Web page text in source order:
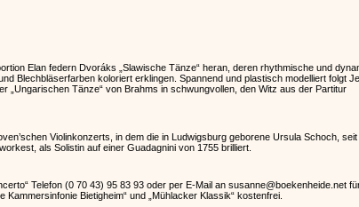
Elan federn Dvoráks „Slawische Tänze“ heran, deren rhythmische und
Blechbläserfarben koloriert erklingen. Spannend und plastisch modelliert folgt
„Ungarischen Tänze“ von Brahms in schwungvollen, den Witz aus der Partitur
Violinkonzerts, in dem die in Ludwigsburg geborene Ursula Schoch, seit
als Solistin auf einer Guadagnini von 1755 brilliert.
Telefon (0 70 43) 95 83 93 oder per E-Mail an susanne@boekenheide.net
Bietigheim“ und „Mühlacker Klassik“ kostenfrei.